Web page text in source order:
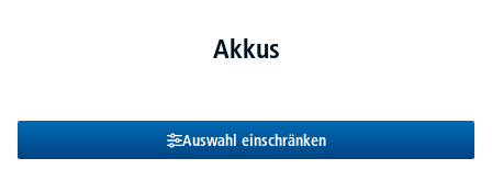
Akkus
Auswahl einschränken